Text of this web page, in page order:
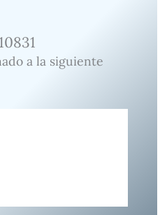
a la siguiente